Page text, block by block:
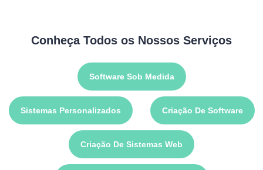
Conheça Todos os Nossos Serviços
Software Sob Medida
Sistemas Personalizados Criação De Software
Criação De Sistemas Web